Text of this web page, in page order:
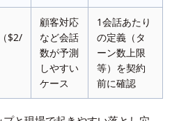
$2/
顧客対応
など会話
数が予測
しやすい
ケース
1会話あたり
の定義（タ
ーン数上限
等）を契約
前に確認